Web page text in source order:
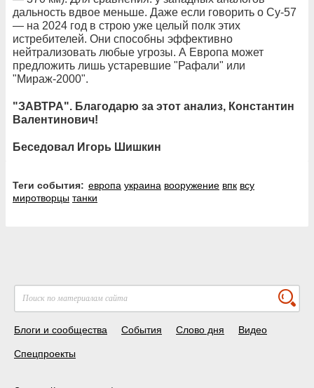
дальность вдвое меньше. Даже если говорить о Су-57
— на 2024 год в строю уже целый полк этих
истребителей. Они способны эффективно
нейтрализовать любые угрозы. А Европа может
предложить лишь устаревшие "Рафали" или
"Мираж-2000".
"ЗАВТРА". Благодарю за этот анализ, Константин
Валентинович!
Беседовал Игорь Шишкин
Теги события: европа украина вооружение впк всу
миротворцы танки
Блоги и сообщества События Слово дня Видео
Спецпроекты